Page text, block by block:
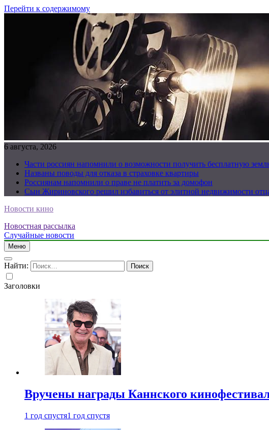
Перейти к содержимому
6 августа, 2026
Части россиян напомнили о возможности получить бесплатную
Названы поводы для отказа в страховке квартиры
Россиянам напомнили о праве не платить за домофон
Сын Жириновского решил избавиться от элитной недвижимости
Новости кино
Новостная рассылка
Случайные новости
Меню
Найти:
Заголовки
Вручены награды Каннского
1 год спустя1 год спустя